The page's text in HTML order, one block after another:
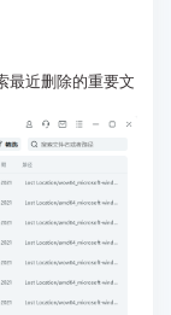
最近删除的重要文